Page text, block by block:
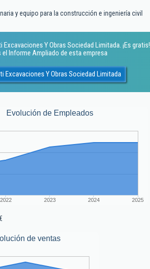
y equipo para la construcción e ingeniería civil
Y Obras Sociedad Limitada. ¡Es gratis!
Informe Ampliado de esta empresa
Excavaciones Y Obras Sociedad Limitada
Evolución de Empleados
2022 2023 2024 2025
de ventas